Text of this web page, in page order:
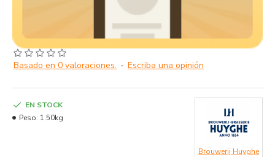
Basado en 0 valoraciones. - Escriba una opinión
EN STOCK
Peso: 1.50kg
Brouwerij Huyghe